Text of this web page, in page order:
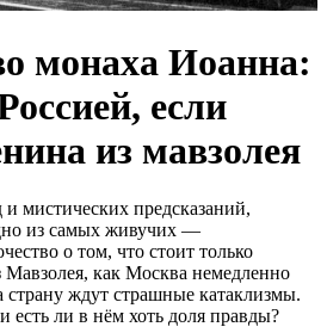
монаха Иоанна:
если
из мавзолея
мистических предсказаний,
из самых живучих —
о том, что стоит только
как Москва немедленно
страну ждут страшные катаклизмы.
есть ли в нём хоть доля правды?